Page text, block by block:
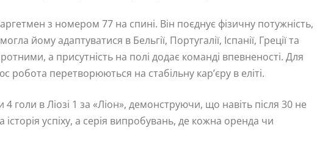
з номером 77 на спині. Він поєднує фізичну потужність,
йому адаптуватися в Бельгії, Португалії, Іспанії, Греції та
а присутність на полі додає команді впевненості. Для
робота перетворюються на стабільну кар’єру в еліті.
голи в Ліозі 1 за «Ліон», демонструючи, що навіть після 30 не
успіху, а серія випробувань, де кожна оренда чи